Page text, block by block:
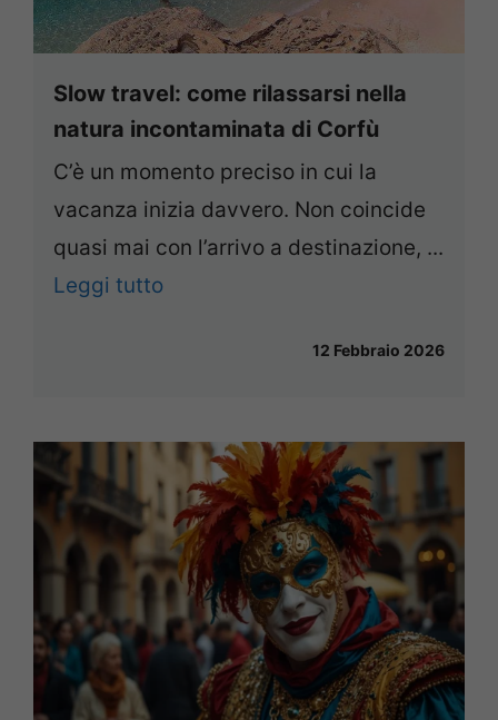
Slow travel: come rilassarsi nella
natura incontaminata di Corfù
C’è un momento preciso in cui la
vacanza inizia davvero. Non coincide
quasi mai con l’arrivo a destinazione, ...
Leggi tutto
12 Febbraio 2026